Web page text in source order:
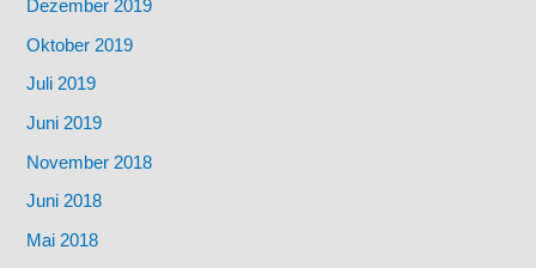
Dezember 2019
Oktober 2019
Juli 2019
Juni 2019
November 2018
Juni 2018
Mai 2018